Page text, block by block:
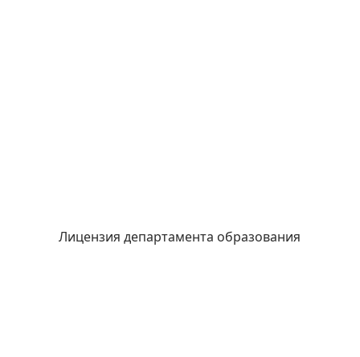
Лицензия департамента образования